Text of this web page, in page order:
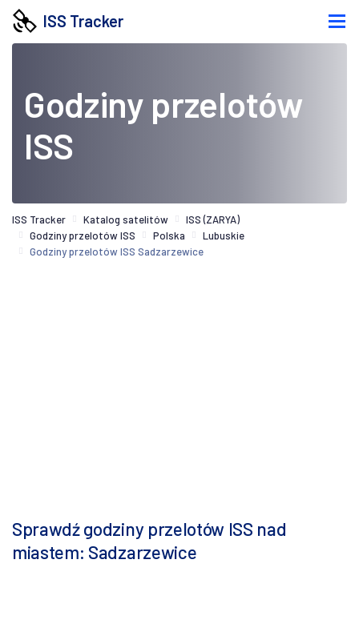
ISS Tracker
Godziny przelotów
ISS
ISS Tracker Katalog satelitów
ISS (ZARYA)
Godziny przelotów ISS
Polska
Lubuskie
Godziny przelotów ISS Sadzarzewice
Sprawdź godziny przelotów ISS nad
miastem: Sadzarzewice